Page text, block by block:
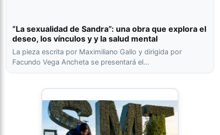
“La sexualidad de Sandra”: una obra que explora el
deseo, los vínculos y y la salud mental
La pieza escrita por Maximiliano Gallo y dirigida por
Facundo Vega Ancheta se presentará el…